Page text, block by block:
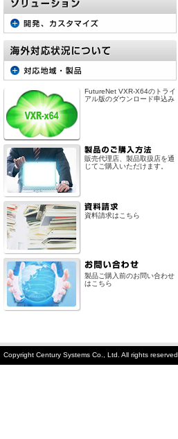
FutureNet VXR-X64のトライ
アル版のダウンロード申込み
販売代理店、製品取扱店を通
じてご購入いただけます。
資料請求はこちら
製品ご購入前のお問い合わせ
はこちら
Copyright Century Systems Co., Ltd. All rights reserved.